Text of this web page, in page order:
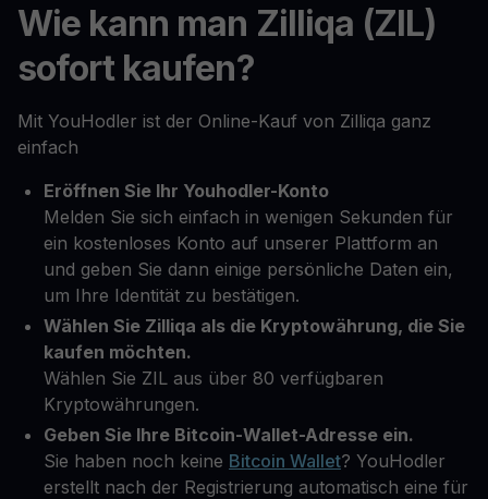
Wie kann man Zilliqa (ZIL)
sofort kaufen?
Mit YouHodler ist der Online-Kauf von Zilliqa ganz
einfach
Eröffnen Sie Ihr Youhodler-Konto
Melden Sie sich einfach in wenigen Sekunden für
ein kostenloses Konto auf unserer Plattform an
und geben Sie dann einige persönliche Daten ein,
um Ihre Identität zu bestätigen.
Wählen Sie Zilliqa als die Kryptowährung, die Sie
kaufen möchten.
Wählen Sie ZIL aus über 80 verfügbaren
Kryptowährungen.
Geben Sie Ihre Bitcoin-Wallet-Adresse ein.
Sie haben noch keine Bitcoin Wallet? YouHodler
erstellt nach der Registrierung automatisch eine für